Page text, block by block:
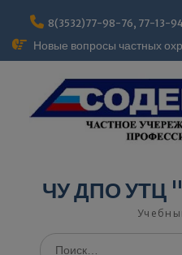
8(3532)77-98-76, 77-13-
Новые вопросы частных
ЧУ ДПО УТЦ